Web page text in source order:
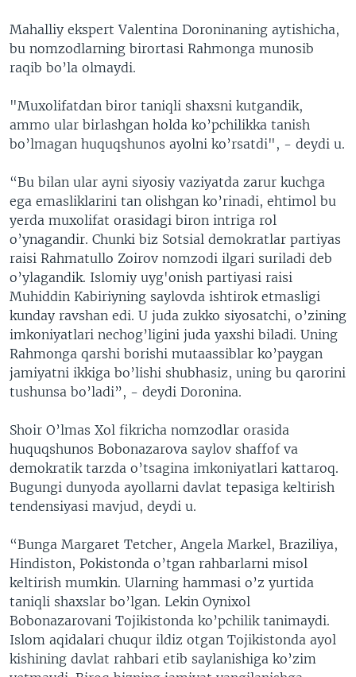
Mahalliy ekspert Valentina Doroninaning aytishicha,
bu nomzodlarning birortasi Rahmonga munosib
raqib bo’la olmaydi.
"Muxolifatdan biror taniqli shaxsni kutgandik,
ammo ular birlashgan holda ko’pchilikka tanish
bo’lmagan huquqshunos ayolni ko’rsatdi", - deydi u.
“Bu bilan ular ayni siyosiy vaziyatda zarur kuchga
ega emasliklarini tan olishgan ko’rinadi, ehtimol bu
yerda muxolifat orasidagi biron intriga rol
o’ynagandir. Chunki biz Sotsial demokratlar partiyas
raisi Rahmatullo Zoirov nomzodi ilgari suriladi deb
o’ylagandik. Islomiy uyg'onish partiyasi raisi
Muhiddin Kabiriyning saylovda ishtirok etmasligi
kunday ravshan edi. U juda zukko siyosatchi, o’zining
imkoniyatlari nechog’ligini juda yaxshi biladi. Uning
Rahmonga qarshi borishi mutaassiblar ko’paygan
jamiyatni ikkiga bo’lishi shubhasiz, uning bu qarorini
tushunsa bo’ladi”, - deydi Doronina.
Shoir O’lmas Xol fikricha nomzodlar orasida
huquqshunos Bobonazarova saylov shaffof va
demokratik tarzda o’tsagina imkoniyatlari kattaroq.
Bugungi dunyoda ayollarni davlat tepasiga keltirish
tendensiyasi mavjud, deydi u.
“Bunga Margaret Tetcher, Angela Markel, Braziliya,
Hindiston, Pokistonda o’tgan rahbarlarni misol
keltirish mumkin. Ularning hammasi o’z yurtida
taniqli shaxslar bo’lgan. Lekin Oynixol
Bobonazarovani Tojikistonda ko’pchilik tanimaydi.
Islom aqidalari chuqur ildiz otgan Tojikistonda ayol
kishining davlat rahbari etib saylanishiga ko’zim